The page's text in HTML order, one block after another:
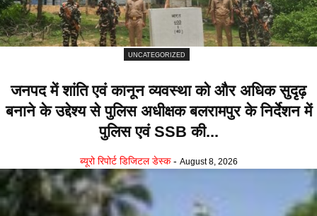
UNCATEGORIZED
जनपद में शांति एवं कानून व्यवस्था को और अधिक सुदृढ़
बनाने के उद्देश्य से पुलिस अधीक्षक बलरामपुर के निर्देशन में
पुलिस एवं SSB की...
ब्यूरो रिपोर्ट डिजिटल डेस्क - August 8, 2026